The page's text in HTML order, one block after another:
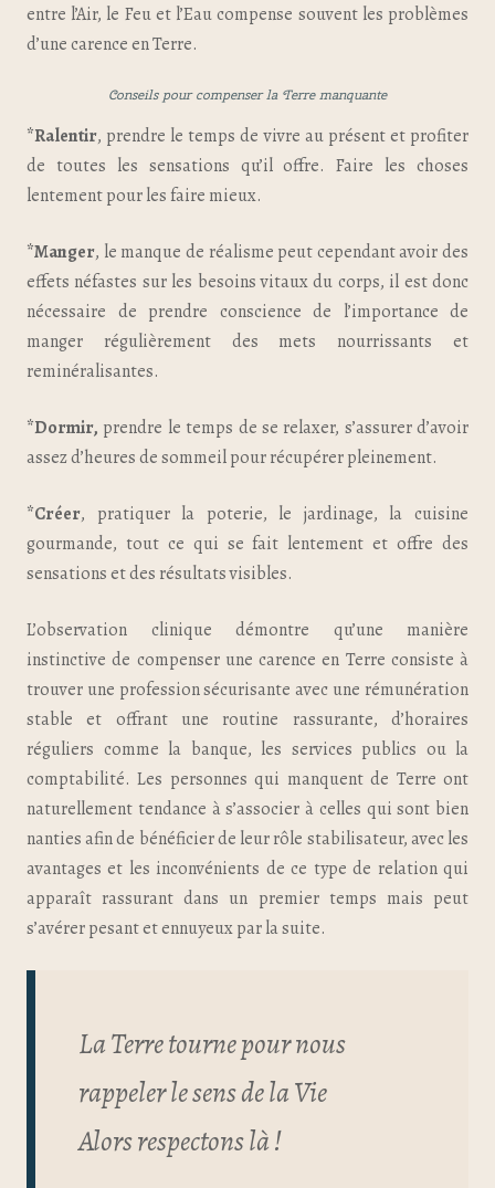
entre l’Air, le Feu et l’Eau compense souvent les problèmes
d’une carence en Terre.
Conseils pour compenser la Terre manquante
*Ralentir, prendre le temps de vivre au présent et profiter
de toutes les sensations qu’il offre. Faire les choses
lentement pour les faire mieux.
*Manger, le manque de réalisme peut cependant avoir des
effets néfastes sur les besoins vitaux du corps, il est donc
nécessaire de prendre conscience de l’importance de
manger régulièrement des mets nourrissants et
reminéralisantes.
*Dormir, prendre le temps de se relaxer, s’assurer d’avoir
assez d’heures de sommeil pour récupérer pleinement.
*Créer, pratiquer la poterie, le jardinage, la cuisine
gourmande, tout ce qui se fait lentement et offre des
sensations et des résultats visibles.
L’observation clinique démontre qu’une manière
instinctive de compenser une carence en Terre consiste à
trouver une profession sécurisante avec une rémunération
stable et offrant une routine rassurante, d’horaires
réguliers comme la banque, les services publics ou la
comptabilité. Les personnes qui manquent de Terre ont
naturellement tendance à s’associer à celles qui sont bien
nanties afin de bénéficier de leur rôle stabilisateur, avec les
avantages et les inconvénients de ce type de relation qui
apparaît rassurant dans un premier temps mais peut
s’avérer pesant et ennuyeux par la suite.
La Terre tourne pour nous
rappeler le sens de la Vie
Alors respectons là !